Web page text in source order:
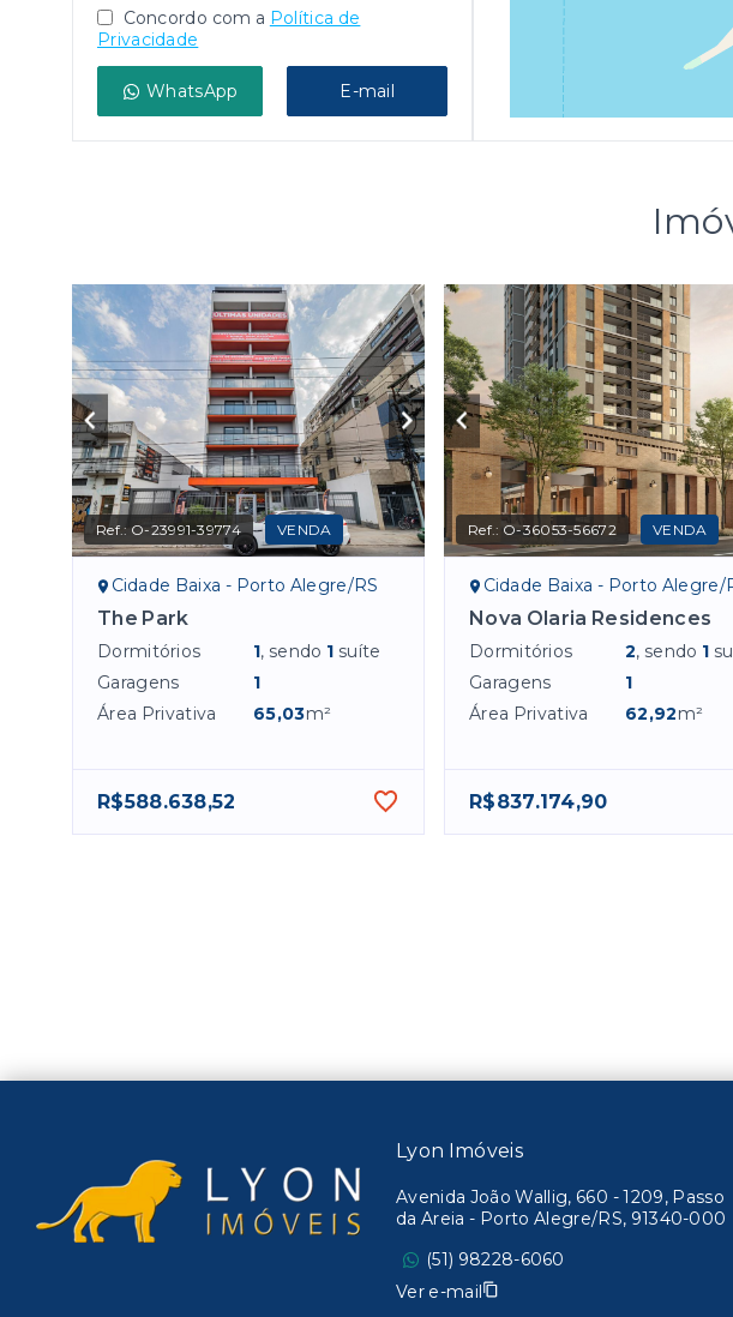
Concordo com a Política de
Privacidade
WhatsApp E-mail
Ref.:O-23991-39774 VENDA
Cidade Baixa - Porto Alegre/RS
The Park
Dormitórios 1, sendo 1 suíte
Garagens
1
Área Privativa
65,03m²
R$588.638,52
Ref.: O-36053-56672 VENDA
Cidade Baixa - Porto Alegre/
Nova Olaria Residences
Dormitórios 2, sendo 1
Garagens
1
Área Privativa
62,92m²
R$837.174,90
Lyon Imóveis
Avenida João Wallig, 660 - 1209, Passo
da Areia - Porto Alegre/RS, 91340-000
(51) 98228-6060
Ver e-mail